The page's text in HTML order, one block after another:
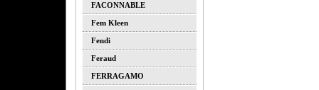
FACONNABLE
Fem Kleen
Fendi
Feraud
FERRAGAMO